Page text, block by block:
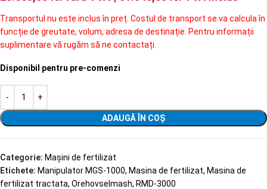
Transportul nu este inclus în preț. Costul de transport se va calcula în
funcție de greutate, volum, adresa de destinație. Pentru informații
suplimentare vă rugăm să ne contactați.
Disponibil pentru pre-comenzi
ADAUGĂ ÎN COȘ
Categorie: Mașini de fertilizat
Etichete: Manipulator MGS-1000, Masina de fertilizat, Masina de
fertilizat tractata, Orehovselmash, RMD-3000